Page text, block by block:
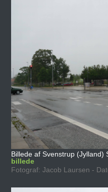
Billede af Svenstrup (Jylland)
billede
Fotograf: Jacob Laursen -